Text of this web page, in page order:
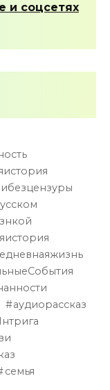
и соцсетях
аудиорассказ
семья